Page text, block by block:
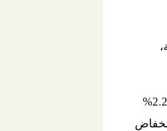
إلى 2043 نقطة،
كما انخفض مؤشر «إيجي إكس 30» بنسبة 1.66% ليصل إلى 11241 نقطة، وانخفض مؤشر «إيجي إكس 50» بنسبة 2.2%
نقطة، بالإضافة لانخفاض